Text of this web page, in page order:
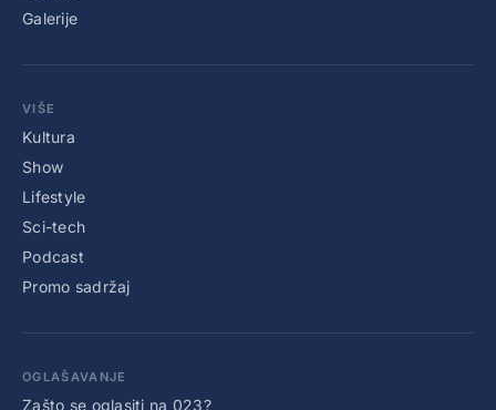
Galerije
VIŠE
Kultura
Show
Lifestyle
Sci-tech
Podcast
Promo sadržaj
OGLAŠAVANJE
Zašto se oglasiti na 023?